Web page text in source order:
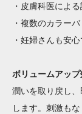
・皮膚科医によ
・複数のカラー
・妊婦さんも安
ボリュームアッ
潤いを取り戻し
します。刺激も